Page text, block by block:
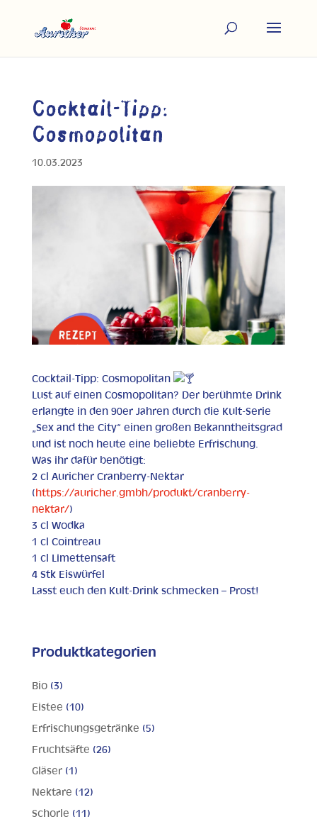
Cocktail-Tipp:
Cosmopolitan
10.03.2023
Cocktail-Tipp: Cosmopolitan
Lust auf einen Cosmopolitan? Der berühmte Drink
erlangte in den 90er Jahren durch die Kult-Serie
„Sex and the City“ einen großen Bekanntheitsgrad
und ist noch heute eine beliebte Erfrischung.
Was ihr dafür benötigt:
2 cl Auricher Cranberry-Nektar
( https://auricher.gmbh/produkt/cranberry-
nektar/)
3 cl Wodka
1 cl Cointreau
1 cl Limettensaft
4 Stk Eiswürfel
Lasst euch den Kult-Drink schmecken – Prost!
Produktkategorien
Bio (3)
Eistee (10)
Erfrischungsgetränke (5)
Fruchtsäfte (26)
Gläser (1)
Nektare (12)
Schorle (11)